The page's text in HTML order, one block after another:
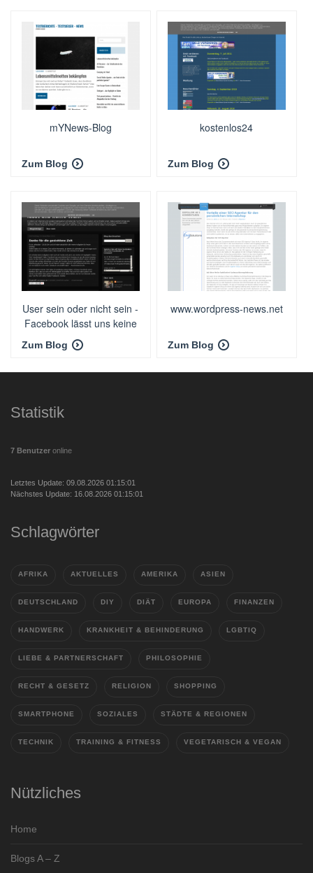
mYNews-Blog
Zum Blog
kostenlos24
Zum Blog
User sein oder nicht sein -
Facebook lässt uns keine
Wahl
Zum Blog
www.wordpress-news.net
Zum Blog
Statistik
7 Benutzer online
Letztes Update: 09.08.2026 01:15:01
Nächstes Update: 16.08.2026 01:15:01
Schlagwörter
AFRIKA AKTUELLES AMERIKA ASIEN
DEUTSCHLAND DIY DIÄT EUROPA FINANZEN
HANDWERK KRANKHEIT & BEHINDERUNG LGBTIQ
LIEBE & PARTNERSCHAFT PHILOSOPHIE
RECHT & GESETZ RELIGION SHOPPING
SMARTPHONE SOZIALES STÄDTE & REGIONEN
TECHNIK TRAINING & FITNESS VEGETARISCH & VEGAN
Nützliches
Home
Blogs A – Z